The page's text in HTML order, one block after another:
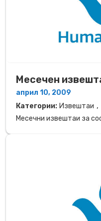
Месечен
април 10, 2009
Категории: Извештаи ,
Месечни извештаи за